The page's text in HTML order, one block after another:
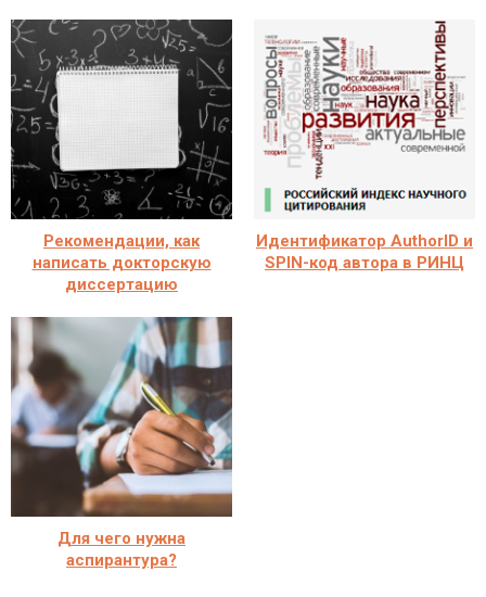
Рекомендации, как
написать докторскую
диссертацию
Идентификатор AuthorID и
SPIN-код автора в РИНЦ
Для чего нужна
аспирантура?